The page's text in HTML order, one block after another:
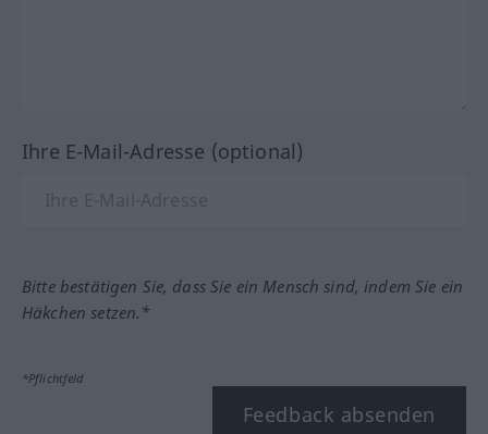
Ihre E-Mail-Adresse (optional)
Bitte bestätigen Sie, dass Sie ein Mensch sind, indem Sie ein
Häkchen setzen.*
*Pflichtfeld
Feedback absenden